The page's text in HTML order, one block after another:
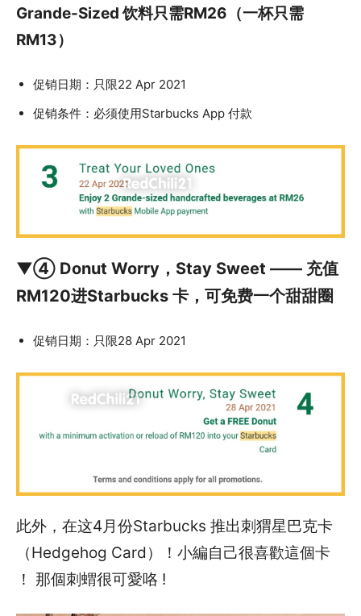
Grande-Sized 饮料只需RM26（一杯只需
RM13）
促销日期：只限22 Apr 2021
促销条件：必须使用Starbucks App 付款
▼④ Donut Worry，Stay Sweet —— 充值
RM120进Starbucks 卡，可免费一个甜甜圈
促销日期：只限28 Apr 2021
此外，在这4月份Starbucks 推出刺猬星巴克卡
（Hedgehog Card）！小編自己很喜歡這個卡
！ 那個刺蝟很可愛咯 !